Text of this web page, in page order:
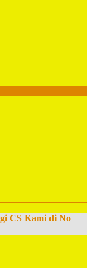
CS Kami di No